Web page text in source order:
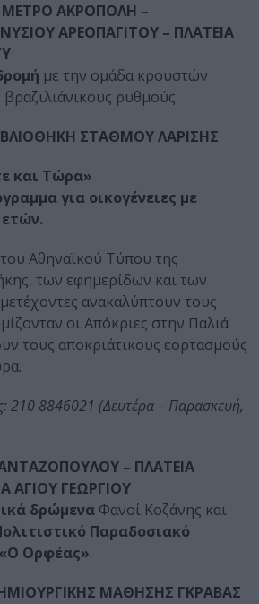
ΑΚΡΟΠΟΛΗ –
ΑΡΕΟΠΑΓΙΤΟΥ – ΠΛΑΤΕΙΑ
με την ομάδα κρουστών
βραζιλιάνικους ρυθμούς.
ΣΤΑΘΜΟΥ ΛΑΡΙΣΗΣ
και Τώρα»
για οικογένειες με
Αθηναϊκού Τύπου της
των εφημερίδων και των
ανακαλύπτουν τους
οι Απόκριες στην Παλιά
τους αποκριάτικους εορτασμούς
210 8846021 (Δευτέρα – Παρασκευή,
– ΠΛΑΤΕΙΑ
ΑΓΙΟΥ ΓΕΩΡΓΙΟΥ
δρώμενα Φανοί Κοζάνης και
Παραδοσιακό
Ορφέας».
ΜΑΘΗΣΗΣ ΓΚΡΑΒΑΣ